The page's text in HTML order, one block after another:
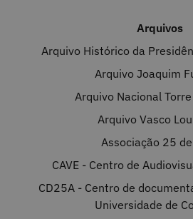
Arquivos
Arquivo Histórico da
Arquivo Joaquim
Arquivo Nacional
Arquivo Vasco
Associação 25
CAVE - Centro de
CD25A - Centro de
Universidade de